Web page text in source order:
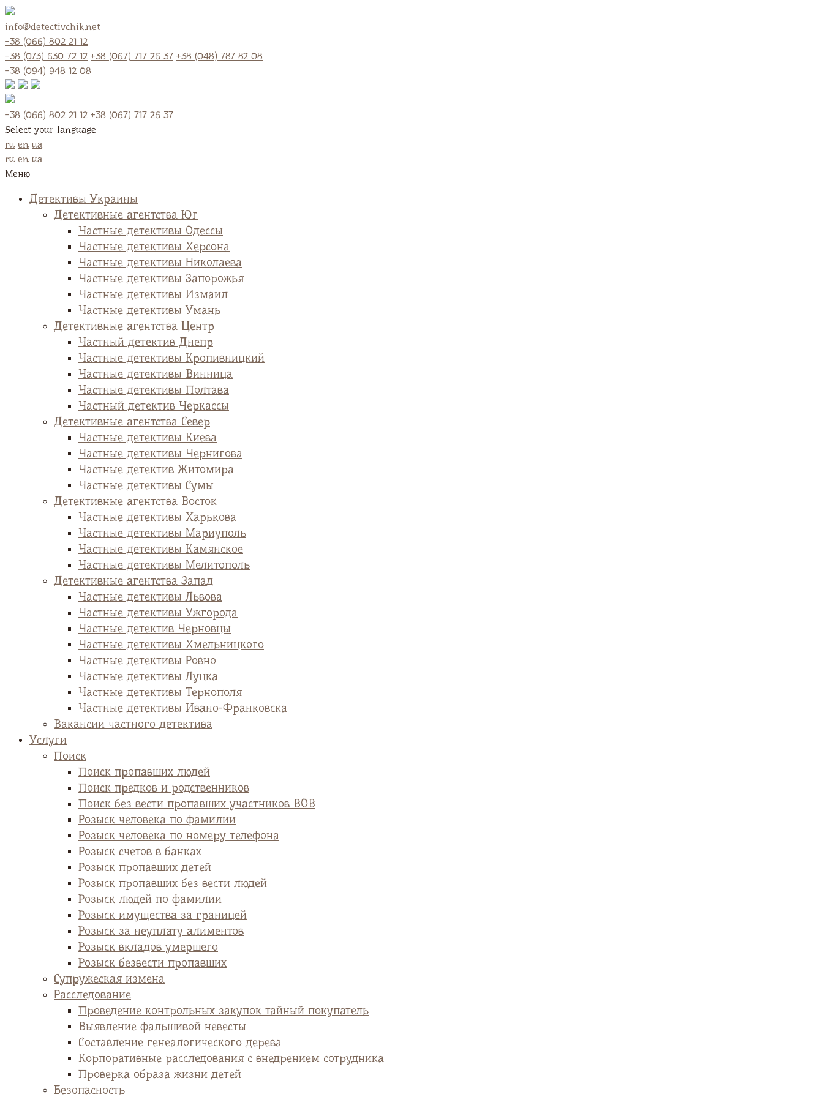
info@detectivchik.net
+38 (066) 802 21 12
+38 (073) 630 72 12 +38 (067) 717 26 37 +38 (048) 787 82 08
+38 (094) 948 12 08
+38 (066) 802 21 12 +38 (067) 717 26 37
Select your language
ru en ua
ru en ua
Меню
Детективы Украины
Детективные агентства Юг
Частные детективы Одессы
Частные детективы Херсона
Частные детективы Николаева
Частные детективы Запорожья
Частные детективы Измаил
Частные детективы Умань
Детективные агентства Центр
Частный детектив Днепр
Частные детективы Кропивницкий
Частные детективы Винница
Частные детективы Полтава
Частный детектив Черкассы
Детективные агентства Север
Частные детективы Киева
Частные детективы Чернигова
Частные детектив Житомира
Частные детективы Сумы
Детективные агентства Восток
Частные детективы Харькова
Частные детективы Мариуполь
Частные детективы Камянское
Частные детективы Мелитополь
Детективные агентства Запад
Частные детективы Львова
Частные детективы Ужгорода
Частные детектив Черновцы
Частные детективы Хмельницкого
Частные детективы Ровно
Частные детективы Луцка
Частные детективы Тернополя
Частные детективы Ивано-Франковска
Вакансии частного детектива
Услуги
Поиск
Поиск пропавших людей
Поиск предков и родственников
Поиск без вести пропавших участников ВОВ
Розыск человека по фамилии
Розыск человека по номеру телефона
Розыск счетов в банках
Розыск пропавших детей
Розыск пропавших без вести людей
Розыск людей по фамилии
Розыск имущества за границей
Розыск за неуплату алиментов
Розыск вкладов умершего
Розыск безвести пропавших
Супружеская измена
Расследование
Проведение контрольных закупок тайный покупатель
Выявление фальшивой невесты
Cоставление генеалогического дерева
Корпоративные расследования с внедрением сотрудника
Проверка образа жизни детей
Безопасность